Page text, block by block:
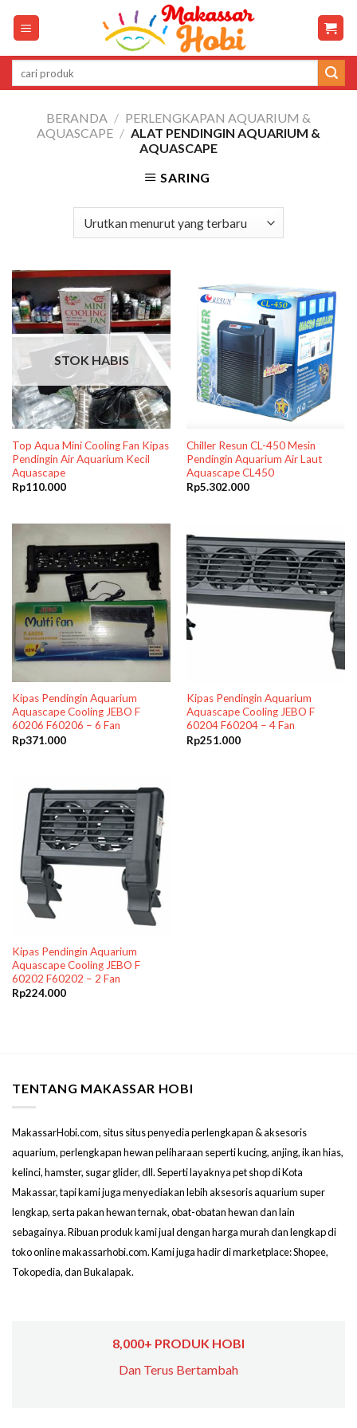
Pencarian
untuk:
BERANDA / PERLENGKAPAN AQUARIUM &
AQUASCAPE / ALAT PENDINGIN AQUARIUM &
AQUASCAPE
SARING
STOK HABIS
Top Aqua Mini Cooling Fan Kipas
Pendingin Air Aquarium Kecil
Aquascape
Rp110.000
Chiller Resun CL-450 Mesin
Pendingin Aquarium Air Laut
Aquascape CL450
Rp5.302.000
Kipas Pendingin Aquarium
Aquascape Cooling JEBO F
60206 F60206 – 6 Fan
Rp371.000
Kipas Pendingin Aquarium
Aquascape Cooling JEBO F
60204 F60204 – 4 Fan
Rp251.000
Kipas Pendingin Aquarium
Aquascape Cooling JEBO F
60202 F60202 – 2 Fan
Rp224.000
TENTANG MAKASSAR HOBI
MakassarHobi.com, situs situs penyedia perlengkapan & aksesoris
aquarium, perlengkapan hewan peliharaan seperti kucing, anjing, ikan hias,
kelinci, hamster, sugar glider, dll. Seperti layaknya pet shop di Kota
Makassar, tapi kami juga menyediakan lebih aksesoris aquarium super
lengkap, serta pakan hewan ternak, obat-obatan hewan dan lain
sebagainya. Ribuan produk kami jual dengan harga murah dan lengkap di
toko online makassarhobi.com. Kami juga hadir di marketplace: Shopee,
Tokopedia, dan Bukalapak.
8,000+ PRODUK HOBI
Dan Terus Bertambah